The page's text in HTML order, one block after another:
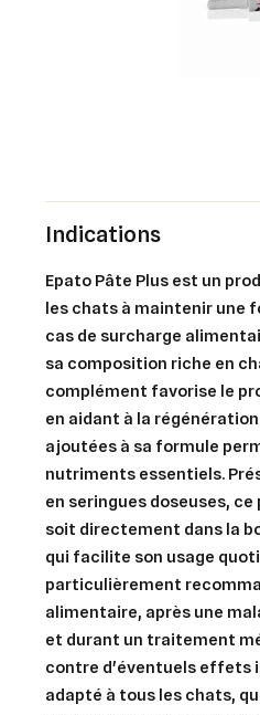
Indications
Epato Pâte Plus est un
les chats à maintenir une
cas de surcharge
sa composition riche en
complément favorise le
en aidant à la
ajoutées à sa formule
nutriments essentiels.
en seringues doseuses,
soit directement dans la
qui facilite son usage
particulièrement
alimentaire, après une
et durant un traitement
contre d'éventuels effets
adapté à tous les chats,